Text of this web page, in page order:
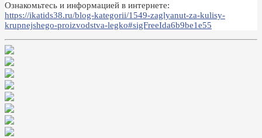
Ознакомьтесь и информацией в интернете:
https://ikatids38.ru/blog-kategorii/1549-zaglyanut-za-kulisy-
krupnejshego-proizvodstva-legko#sigFreeIda6b9be1e55